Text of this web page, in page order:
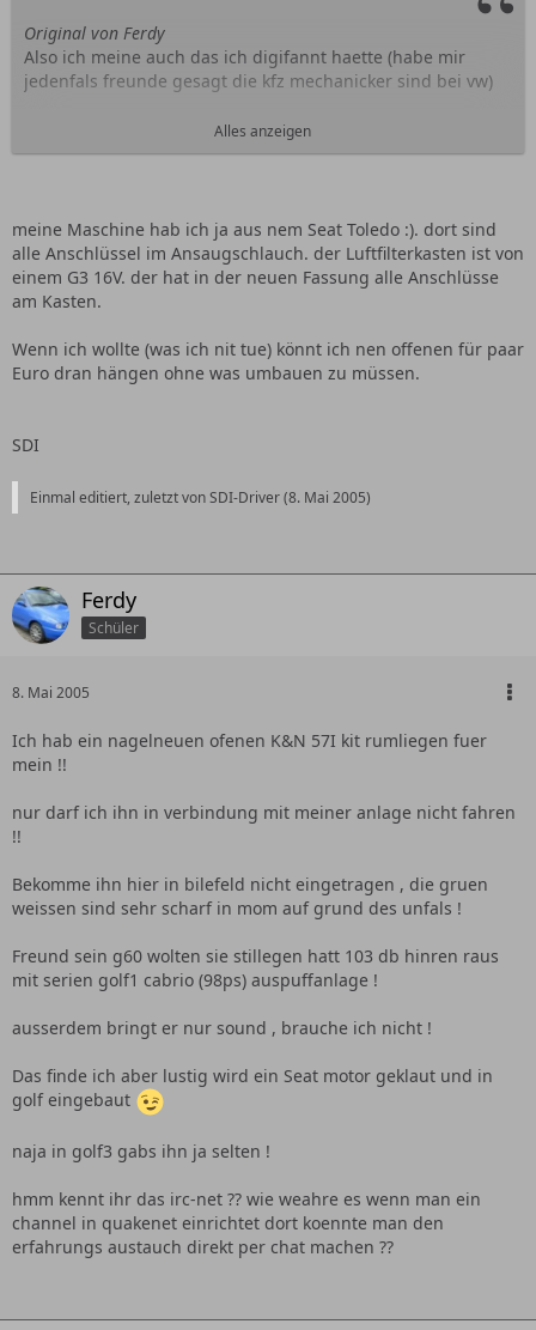
Original von Ferdy
Also ich meine auch das ich digifannt haette (habe mir
jedenfals freunde gesagt die kfz mechanicker sind bei vw)
aber denoch sieht meiner in luftfiltterkasten bereicht ander
aus als bei sdi !!
dicken luftschlauch keine , ka ob das was zu bedeuten hat
hab da nicht viel plan von
SDI haste vieleicht den luftfilter kasten ausgetauscht?? seiht
so nach vr6 aus
Mein motorraum KLICK
Alles anzeigen
meine Maschine hab ich ja aus nem Seat Toledo :). dort sind
alle Anschlüssel im Ansaugschlauch. der Luftfilterkasten ist von
einem G3 16V. der hat in der neuen Fassung alle Anschlüsse
am Kasten.
Wenn ich wollte (was ich nit tue) könnt ich nen offenen für paar
Euro dran hängen ohne was umbauen zu müssen.
SDI
Einmal editiert, zuletzt von SDI-Driver (8. Mai 2005)
Ferdy
Schüler
8. Mai 2005
Ich hab ein nagelneuen ofenen K&N 57I kit rumliegen fuer
mein !!
nur darf ich ihn in verbindung mit meiner anlage nicht fahren
!!
Bekomme ihn hier in bilefeld nicht eingetragen , die gruen
weissen sind sehr scharf in mom auf grund des unfals !
Freund sein g60 wolten sie stillegen hatt 103 db hinren raus
mit serien golf1 cabrio (98ps) auspuffanlage !
ausserdem bringt er nur sound , brauche ich nicht !
Das finde ich aber lustig wird ein Seat motor geklaut und in
golf eingebaut
naja in golf3 gabs ihn ja selten !
hmm kennt ihr das irc-net ?? wie weahre es wenn man ein
channel in quakenet einrichtet dort koennte man den
erfahrungs austauch direkt per chat machen ??